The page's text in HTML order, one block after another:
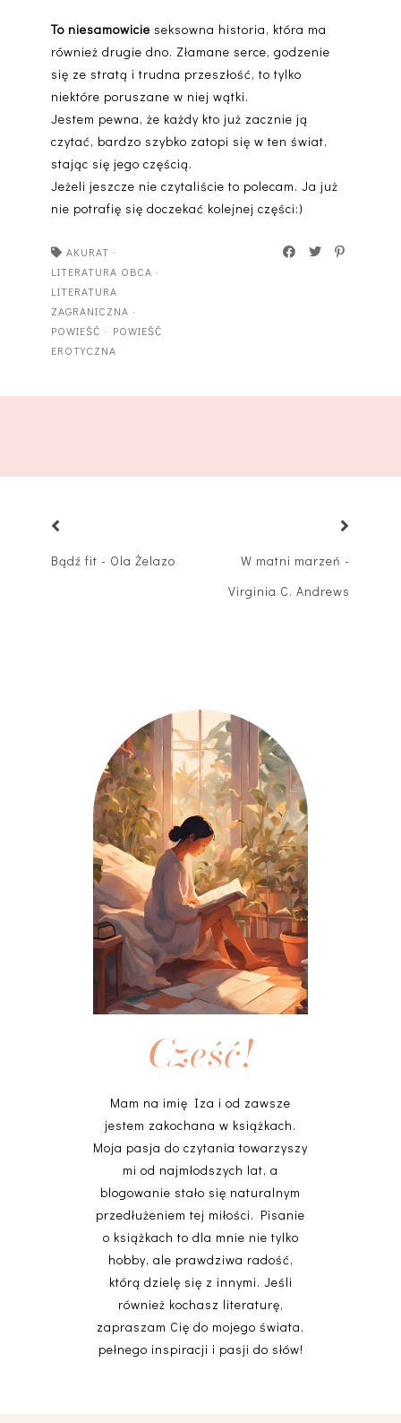
To niesamowicie seksowna historia, która ma
również drugie dno. Złamane serce, godzenie
się ze stratą i trudna przeszłość, to tylko
niektóre poruszane w niej wątki.
Jestem pewna, że każdy kto już zacznie ją
czytać, bardzo szybko zatopi się w ten świat,
stając się jego częścią.
Jeżeli jeszcze nie czytaliście to polecam. Ja już
nie potrafię się doczekać kolejnej części:)
AKURAT ·
LITERATURA OBCA ·
LITERATURA
ZAGRANICZNA ·
POWIEŚĆ · POWIEŚĆ
EROTYCZNA
Bądź fit - Ola Żelazo
W matni marzeń -
Virginia C. Andrews
Cześć!
Mam na imię Iza i od zawsze
jestem zakochana w książkach.
Moja pasja do czytania towarzyszy
mi od najmłodszych lat, a
blogowanie stało się naturalnym
przedłużeniem tej miłości. Pisanie
o książkach to dla mnie nie tylko
hobby, ale prawdziwa radość,
którą dzielę się z innymi. Jeśli
również kochasz literaturę,
zapraszam Cię do mojego świata,
pełnego inspiracji i pasji do słów!